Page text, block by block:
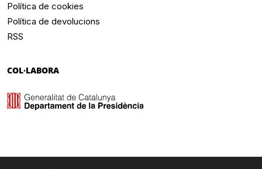
Política de cookies
Política de devolucions
RSS
COL·LABORA